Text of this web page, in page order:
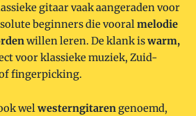
gitaar vaak aangeraden voor
beginners die vooral melodie
willen leren. De klank iswarm,
voor klassieke muziek, Zuid-
fingerpicking.
welwesterngitarengenoemd,